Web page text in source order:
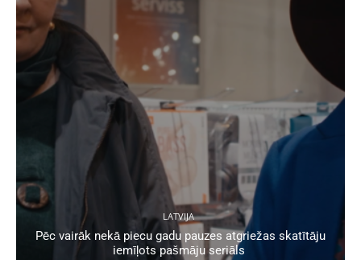
LATVIJA
Pēc vairāk nekā piecu gadu pauzes atgriežas skatītāju
iemīļots pašmāju seriāls